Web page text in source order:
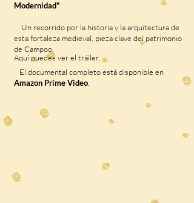
Modernidad"
Un recorrido por la historia y la arquitectura de
esta fortaleza medieval, pieza clave del patrimonio
de Campoo.
Aquí puedes ver el tráiler.
El documental completo está disponible en
Amazon Prime Video